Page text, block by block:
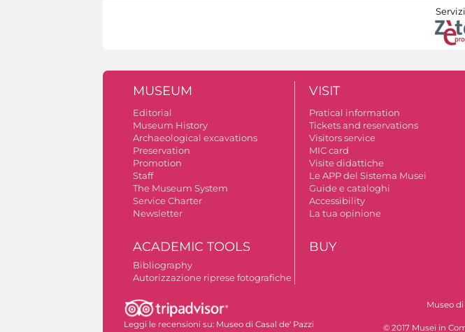
MUSEUM
Editorial
Museum History
Archaeological excavations
Preservation
Promotion
Staff
The Museum System
Service Charter
Newsletter
ACADEMIC TOOLS
Bibliography
Autorizzazione riprese fotografiche
VISIT
Pratical information
Tickets and reservations
Visitors service
MIC card
Visite didattiche
Le APP del Sistema Musei
Guide e cataloghi
Accessibility
La tua opinione
BUY
Leggi le recensioni su: Museo di Casal de' Pazzi
Museo di
© 2017 Musei in